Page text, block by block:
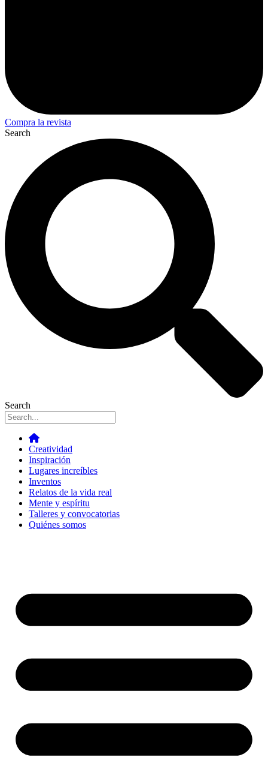
Compra la revista
Search
Search
Creatividad
Inspiración
Lugares increíbles
Inventos
Relatos de la vida real
Mente y espíritu
Talleres y convocatorias
Quiénes somos